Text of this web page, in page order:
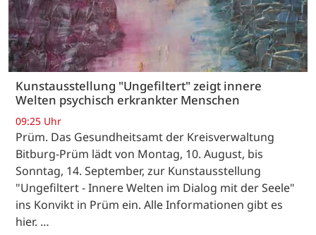
Kunstausstellung "Ungefiltert" zeigt innere
Welten psychisch erkrankter Menschen
09:25 Uhr
Prüm. Das Gesundheitsamt der Kreisverwaltung
Bitburg-Prüm lädt von Montag, 10. August, bis
Sonntag, 14. September, zur Kunstausstellung
"Ungefiltert - Innere Welten im Dialog mit der Seele"
ins Konvikt in Prüm ein. Alle Informationen gibt es
hier. …